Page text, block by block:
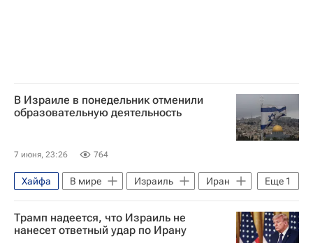
В Израиле в понедельник отменили
образовательную деятельность
7 июня, 23:26 764
Еще 1
Хайфа В мире Израиль
Иран
Военная операция США и Израиля против Ирана
Трамп надеется, что Израиль не
нанесет ответный удар по Ирану